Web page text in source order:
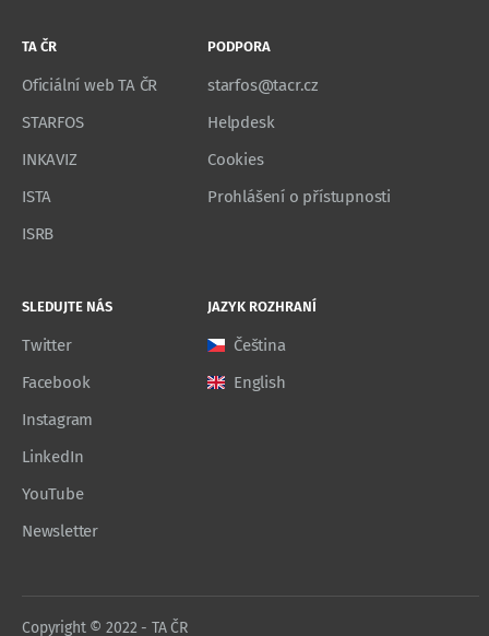
TA ČR
Oficiální web TA ČR
STARFOS
INKAVIZ
ISTA
ISRB
PODPORA
starfos@tacr.cz
Helpdesk
Cookies
Prohlášení o přístupnosti
SLEDUJTE NÁS
Twitter
Facebook
Instagram
LinkedIn
YouTube
Newsletter
JAZYK ROZHRANÍ
Čeština
English
Copyright © 2022 - TA ČR